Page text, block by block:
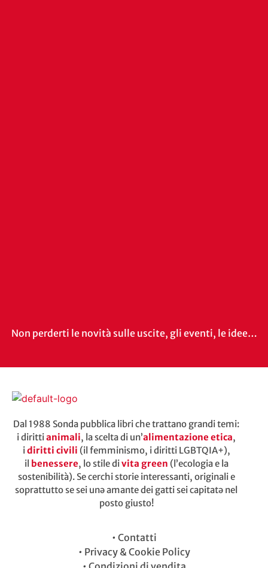
Non perderti le novità sulle uscite, gli eventi, le idee…
Dal 1988 Sonda pubblica libri che trattano grandi temi:
i dirittianimali, la scelta di un’alimentazione etica,
idiritti civili (il femminismo, i diritti LGBTQIA+),
il benessere, lo stile divita green (l’ecologia e la
sostenibilità). Se cerchi storie interessanti, originali e
soprattutto se sei unə amante dei gatti sei capitatə nel
posto giusto!
• Contatti
• Privacy & Cookie Policy